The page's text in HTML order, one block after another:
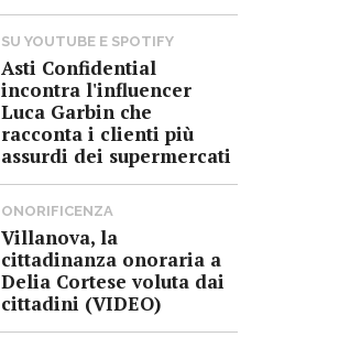
SU YOUTUBE E SPOTIFY
Asti Confidential
incontra l'influencer
Luca Garbin che
racconta i clienti più
assurdi dei supermercati
ONORIFICENZA
Villanova, la
cittadinanza onoraria a
Delia Cortese voluta dai
cittadini (VIDEO)